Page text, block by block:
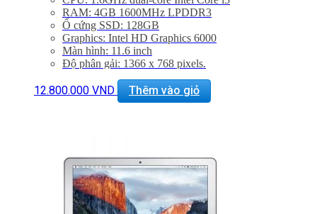
RAM: 4GB 1600MHz LPDDR3
Ổ cứng SSD: 128GB
Graphics: Intel HD Graphics 6000
Màn hình: 11.6 inch
Độ phân gải: 1366 x 768 pixels.
Khe cắm: 2 cổng USB 3.0, Thunderbolt , Cổng sạc
MagSafe 2, Jack 3.5mm, Khe đọc SDXC card
máy
Bảo hành 06 tháng, đổi trả trong 7 ngày
Miễn phí vận chuyển trên toàn quốc
Miễn phí hỗ trợ cài đặt phần mềm
12.800.000 VND Thêm vào giỏ